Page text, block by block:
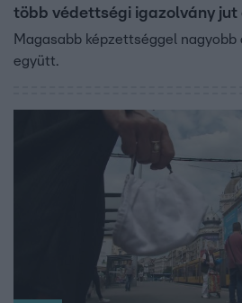
több védettségi igazolvány jut
Magasabb képzettséggel
együtt.